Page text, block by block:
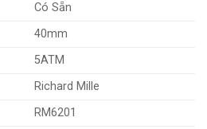
Có Sẵn
40mm
5ATM
Richard Mille
RM6201